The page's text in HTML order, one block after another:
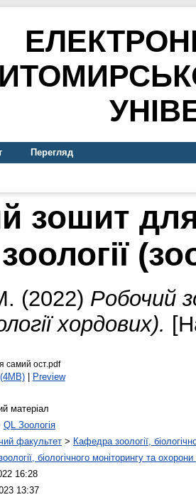
Перегляд
зошит
зоології
(2022) Робочий
хордових).
самий ост.pdf
| Preview
матеріал
QL Зоологія
факультет > Кафедра зоології,
біологічного моніторингу та
16:28
13:37